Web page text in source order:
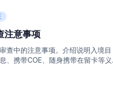
注意事项
查中的注意事项。介绍说明入境目
、携带COE、随身携带在留卡等义